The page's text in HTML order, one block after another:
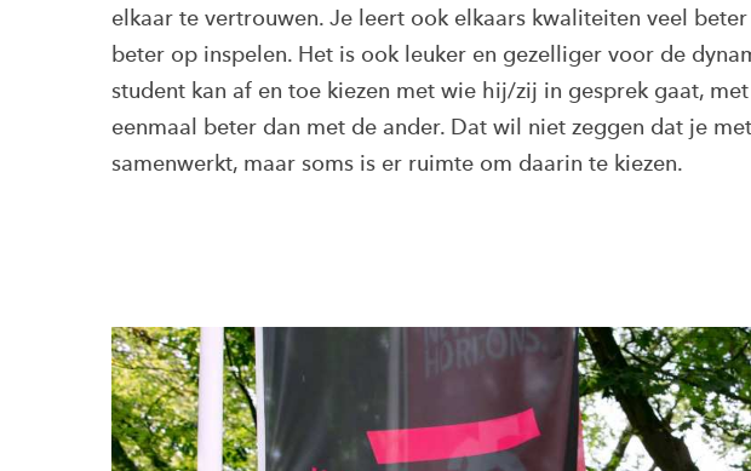
elkaar te vertrouwen. Je leert ook elkaars kwaliteiten veel beter
beter op inspelen. Het is ook leuker en gezelliger voor de
student kan af en toe kiezen met wie hij/zij in gesprek gaat,
eenmaal beter dan met de ander. Dat wil niet zeggen dat je
samenwerkt, maar soms is er ruimte om daarin te kiezen.